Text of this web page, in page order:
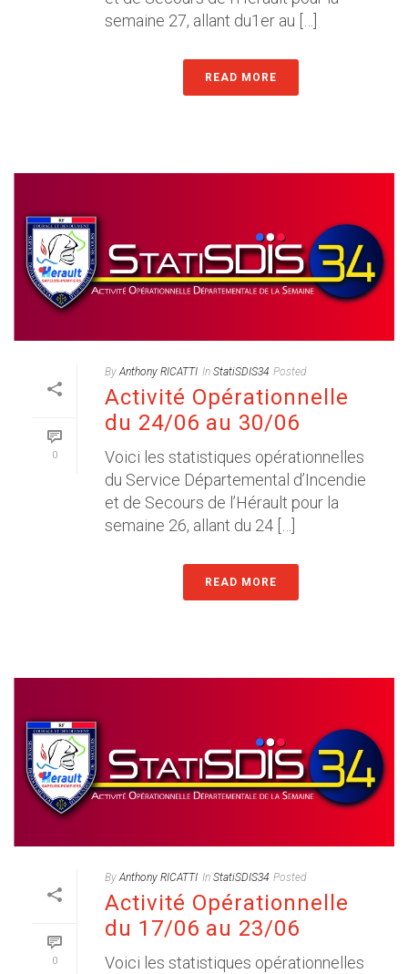
semaine 27, allant du1er au […]
READ MORE
0
By Anthony RICATTI In StatiSDIS34 Posted
Activité Opérationnelle
du 24/06 au 30/06
Voici les statistiques opérationnelles
du Service Départemental d’Incendie
et de Secours de l’Hérault pour la
semaine 26, allant du 24 […]
READ MORE
0
By Anthony RICATTI In StatiSDIS34 Posted
Activité Opérationnelle
du 17/06 au 23/06
Voici les statistiques opérationnelles